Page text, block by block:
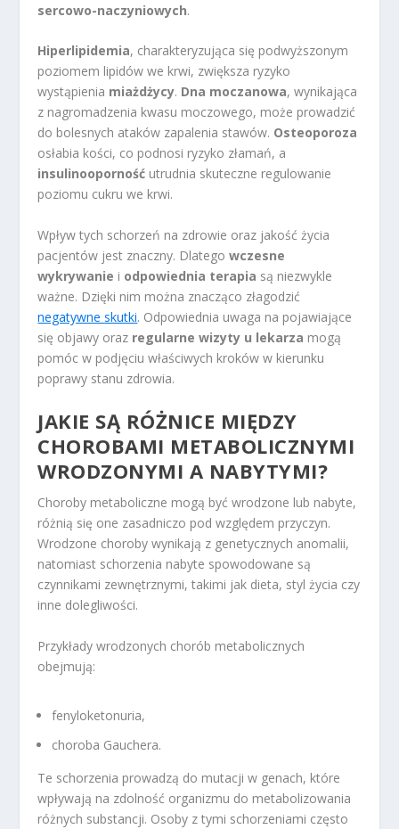
sercowo-naczyniowych.
Hiperlipidemia, charakteryzująca się podwyższonym
poziomem lipidów we krwi, zwiększa ryzyko
wystąpienia miażdżycy. Dna moczanowa, wynikająca
z nagromadzenia kwasu moczowego, może prowadzić
do bolesnych ataków zapalenia stawów. Osteoporoza
osłabia kości, co podnosi ryzyko złamań, a
insulinooporność utrudnia skuteczne regulowanie
poziomu cukru we krwi.
Wpływ tych schorzeń na zdrowie oraz jakość życia
pacjentów jest znaczny. Dlategowczesne
wykrywanie i odpowiednia terapia są niezwykle
ważne. Dzięki nim można znacząco złagodzić
negatywne skutki. Odpowiednia uwaga na pojawiające
się objawy oraz regularne wizyty u lekarza mogą
pomóc w podjęciu właściwych kroków w kierunku
poprawy stanu zdrowia.
JAKIE SĄ RÓŻNICE MIĘDZY
CHOROBAMI METABOLICZNYMI
WRODZONYMI A NABYTYMI?
Choroby metaboliczne mogą być wrodzone lub nabyte,
różnią się one zasadniczo pod względem przyczyn.
Wrodzone choroby wynikają z genetycznych anomalii,
natomiast schorzenia nabyte spowodowane są
czynnikami zewnętrznymi, takimi jak dieta, styl życia czy
inne dolegliwości.
Przykłady wrodzonych chorób metabolicznych
obejmują:
fenyloketonuria,
choroba Gauchera.
Te schorzenia prowadzą do mutacji w genach, które
wpływają na zdolność organizmu do metabolizowania
różnych substancji. Osoby z tymi schorzeniami często